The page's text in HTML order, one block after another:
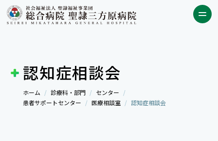
認知症相談会
ホーム 診療科・部門
センター
患者サポートセンター
医療相談室 認知症相談会